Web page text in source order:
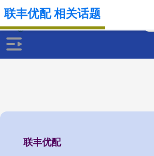
联丰优配
联丰优配 相关话题